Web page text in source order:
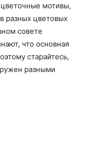
мотивы,
разных цветовых
совете
что основная
старайтесь,
разными